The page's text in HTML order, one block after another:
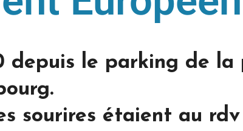
depuis le parking de la
sourires étaient au rdv